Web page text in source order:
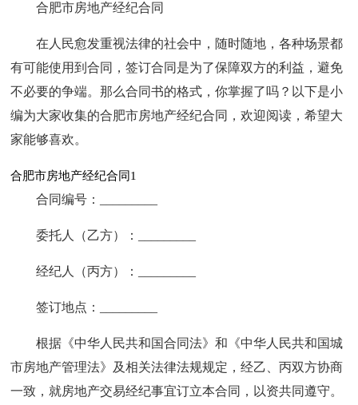
合肥市房地产经纪合同
在人民愈发重视法律的社会中，随时随地，各种场景都
有可能使用到合同，签订合同是为了保障双方的利益，避免
不必要的争端。那么合同书的格式，你掌握了吗？以下是小
编为大家收集的合肥市房地产经纪合同，欢迎阅读，希望大
家能够喜欢。
合肥市房地产经纪合同1
合同编号：_________
委托人（乙方）：_________
经纪人（丙方）：_________
签订地点：_________
根据《中华人民共和国合同法》和《中华人民共和国城
市房地产管理法》及相关法律法规规定，经乙、丙双方协商
一致，就房地产交易经纪事宜订立本合同，以资共同遵守。